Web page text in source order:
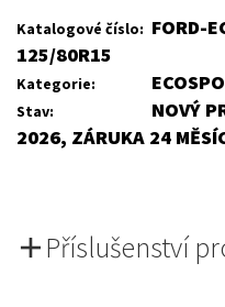
4
Katalogové číslo: FORD-
125/80R15
Kategorie:
Stav:
NOVÝ
2026, ZÁRUKA 24
Příslušenství